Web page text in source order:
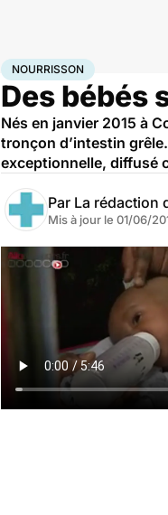
AccueilSantéMaladies
NOURRISSON
Des bébés
Nés en janvier 2015 à
tronçon d’intestin
exceptionnelle, diffusé
Par La rédaction
Mis à jour le 01/06/